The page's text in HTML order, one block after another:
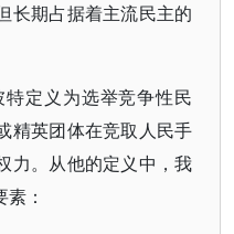
长期占据着主流民主的
定义为选举竞争性民
精英团体在竞取人民手
力。从他的定义中，我
：